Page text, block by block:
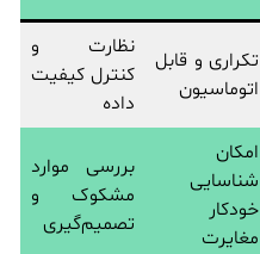
تکراری و قابل
اتوماسیون
نظارت و
کنترل کیفیت
داده
امکان
شناسایی
خودکار
مغایرت
بررسی موارد
مشکوک و
تصمیم‌گیری